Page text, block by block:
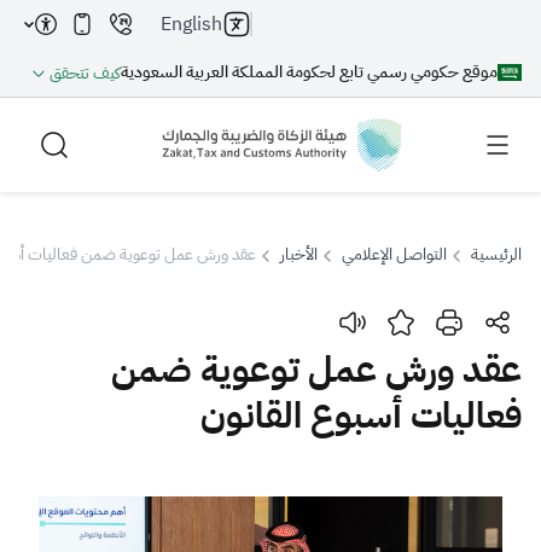
موقع حكومي رسمي تابع لحكومة المملكة العربية السعوديةكيف تتحقق
English
بحث
بحث
اقتراحات
الزكاة الجمارك
ضريبة القيمة المضافة
الرئيسية التواصل الإعلامي الأخبار عقد ورش عمل توعوية ضمن فعاليات
عقد ورش عمل توعوية ضمن
فعاليات أسبوع القانون